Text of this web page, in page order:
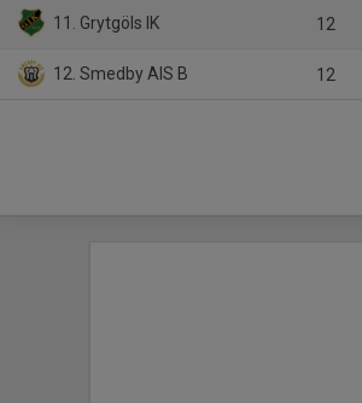
11. Grytgöls IK 12
12. Smedby AIS B 12